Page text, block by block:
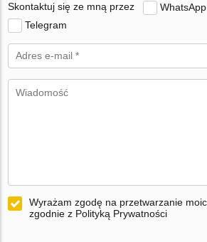
Skontaktuj się ze mną przez WhatsApp
Telegram
Wyrażam zgodę na przetwarzanie
zgodnie z Polityką Prywatności